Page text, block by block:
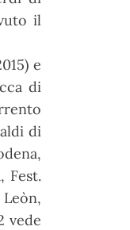
il
e
di
di
Fest.
vede